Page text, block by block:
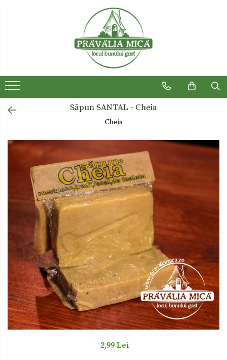
Dulceturi fara zahar
Dulciuri de casa
Otet
Sosuri
Zacusca
Săpun SANTAL - Cheia
Cheia
2,99 Lei